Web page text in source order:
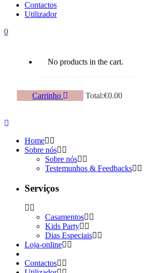
Contactos
Utilizador
0
No products in the cart.
Carrinho Total:€0.00
Home
Sobre nós
Sobre nós
Testemunhos & Feedbacks
Serviços
Casamentos
Kids Party
Dias Especiais
Loja-online
Contactos